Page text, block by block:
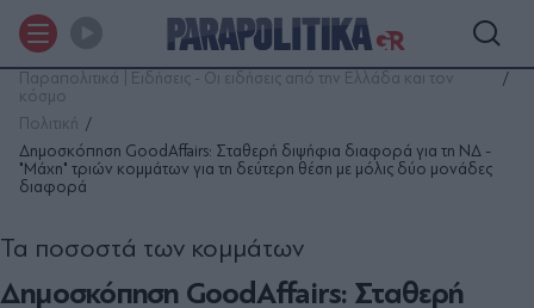
Παραπολιτικά | Ειδήσεις - Οι ειδήσεις από την Ελλάδα και τον
κόσμο
Πολιτική
Δημοσκόπηση GoodAffairs: Σταθερή διψήφια διαφορά για τη ΝΔ -
"Μάχη" τριών κομμάτων για τη δεύτερη θέση με μόλις δύο μονάδες
διαφορά
Δημοσκόπηση GoodAffairs: Σταθερή
Τα ποσοστά των κομμάτων